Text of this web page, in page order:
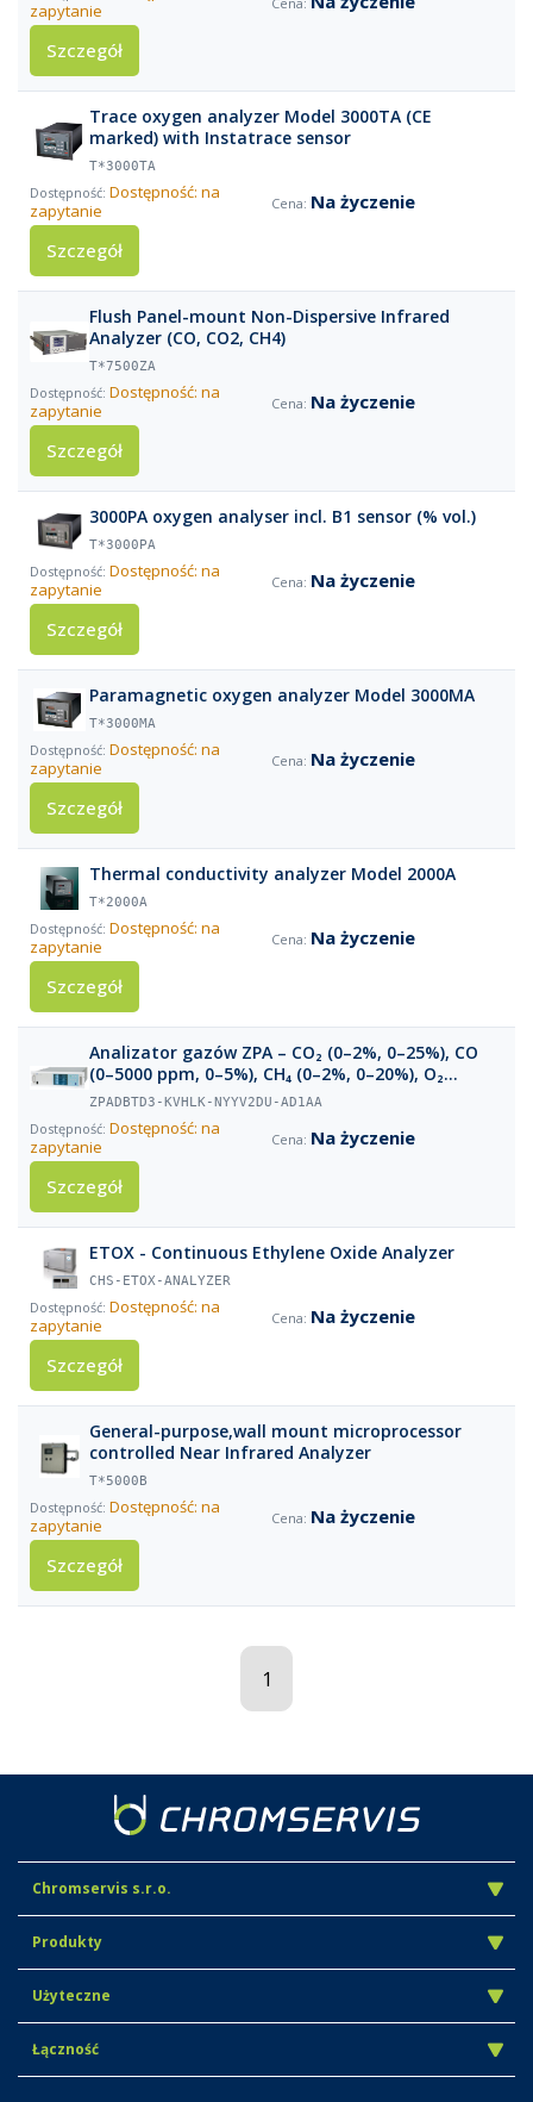
zapytanie
Szczegół
Trace oxygen analyzer Model 3000TA (CE
marked) with Instatrace sensor
T*3000TA
Dostępność: na
zapytanie
Na życzenie
Szczegół
Flush Panel-mount Non-Dispersive Infrared
Analyzer (CO, CO2, CH4)
T*7500ZA
Dostępność: na
zapytanie
Na życzenie
Szczegół
3000PA oxygen analyser incl. B1 sensor (% vol.)
T*3000PA
Dostępność: na
zapytanie
Na życzenie
Szczegół
Paramagnetic oxygen analyzer Model 3000MA
T*3000MA
Dostępność: na
zapytanie
Na życzenie
Szczegół
Thermal conductivity analyzer Model 2000A
T*2000A
Dostępność: na
zapytanie
Na życzenie
Szczegół
Analizator gazów ZPA – CO₂ (0–2%, 0–25%), CO
(0–5000 ppm, 0–5%), CH₄ (0–2%, 0–20%), O₂
paramagnetyczny (0–25%)
ZPADBTD3-KVHLK-NYYV2DU-AD1AA
Dostępność: na
zapytanie
Na życzenie
Szczegół
ETOX - Continuous Ethylene Oxide Analyzer
CHS-ETOX-ANALYZER
Dostępność: na
zapytanie
Na życzenie
Szczegół
General-purpose,wall mount microprocessor
controlled Near Infrared Analyzer
T*5000B
Dostępność: na
zapytanie
Na życzenie
Szczegół
1
Chromservis s.r.o.
Produkty
Użyteczne
Łączność